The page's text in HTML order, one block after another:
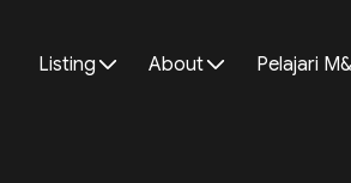
Listing About Pelajari